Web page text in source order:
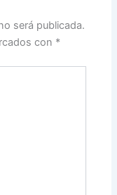
será publicada.
con *